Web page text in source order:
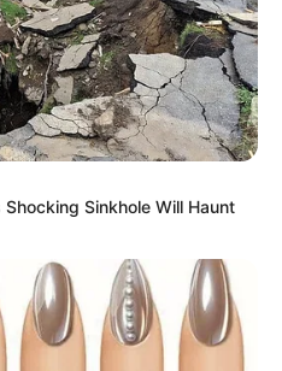
Sinkhole Will Haunt